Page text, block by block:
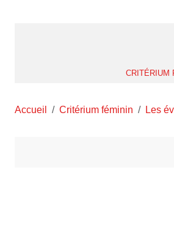
CRITÉRIUM
Accueil Critérium féminin Les